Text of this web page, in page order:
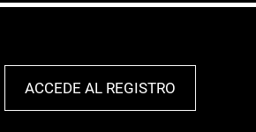
ACCEDE AL REGISTRO